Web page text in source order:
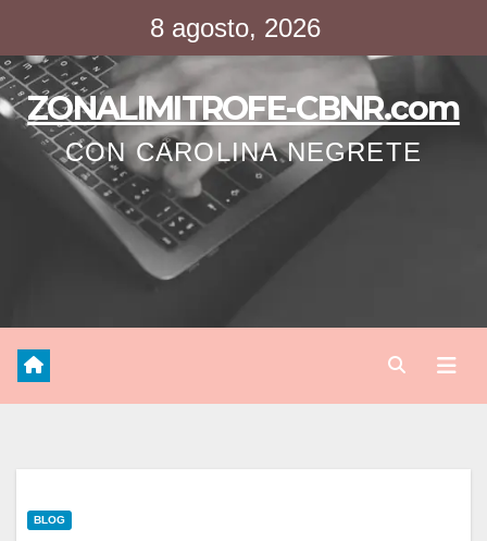
contenido
8 agosto, 2026
ZONALIMITROFE-CBNR.com
CON CAROLINA NEGRETE
BLOG